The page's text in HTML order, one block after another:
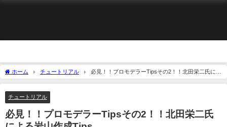
ホーム チュートリアル
必見！！プロモデラーTipsその2！！北田栄二氏によ
る岩山作成Tips
チュートリアル
必見！！プロモデラーTipsその2！！北田栄二氏